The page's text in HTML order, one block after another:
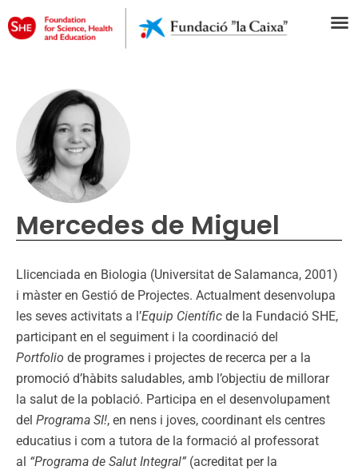
Mercedes de Miguel
Llicenciada en Biologia (Universitat de Salamanca, 2001)
i màster en Gestió de Projectes. Actualment desenvolupa
les seves activitats a l’Equip Científic de la Fundació SHE,
participant en el seguiment i la coordinació del
Portfolio de programes i projectes de recerca per a la
promoció d’hàbits saludables, amb l’objectiu de millorar
la salut de la població. Participa en el desenvolupament
del Programa SI!, en nens i joves, coordinant els centres
educatius i com a tutora de la formació al professorat
al “Programa de Salut Integral” (acreditat per la